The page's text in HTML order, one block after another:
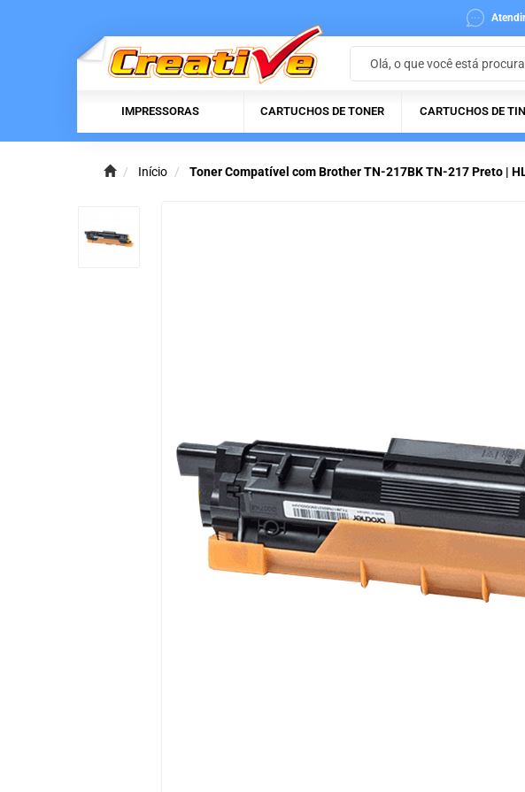
IMPRESSORAS CARTUCHOS DE TONER CARTUCHOS DE
Início Toner Compatível com Brother TN-217BK TN-217 Preto |